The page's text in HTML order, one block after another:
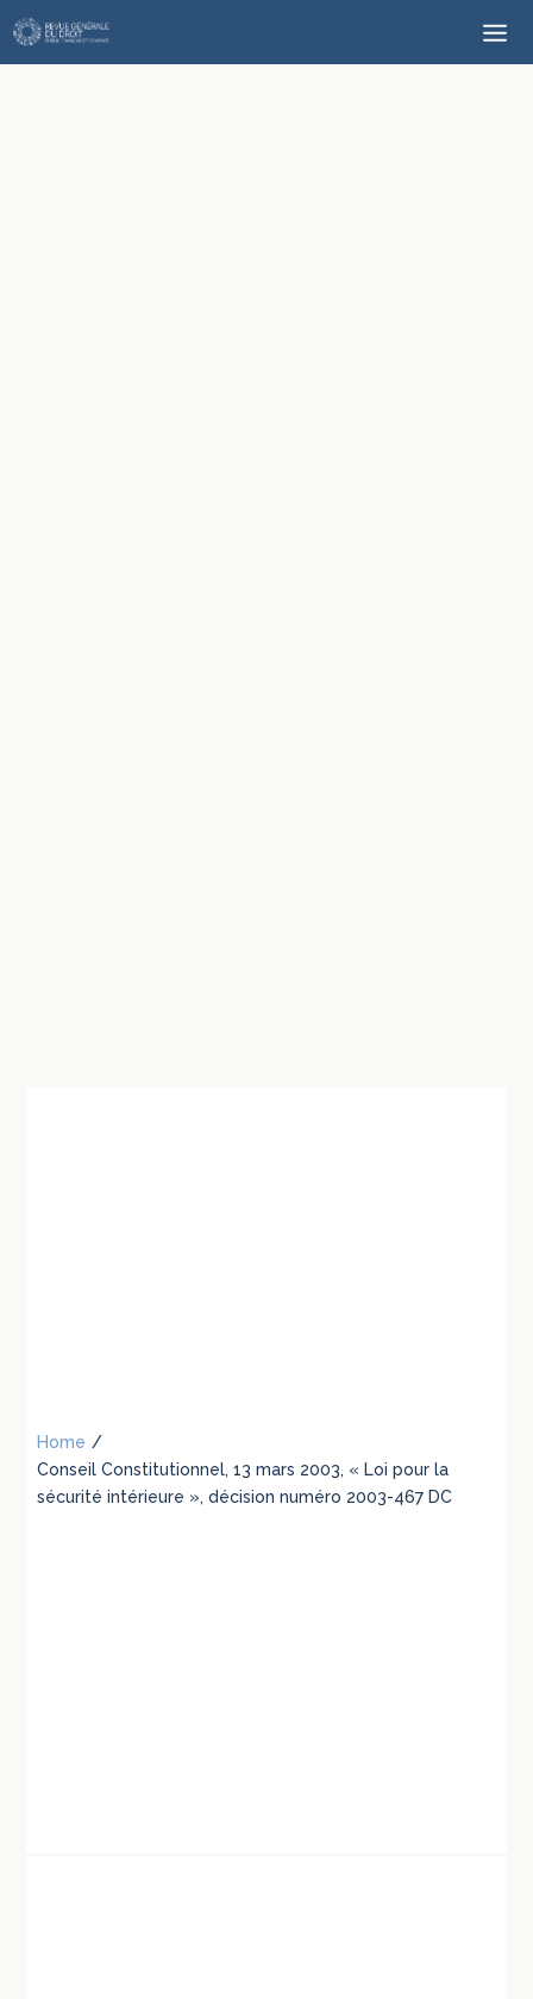
Home /
Conseil Constitutionnel, 13 mars 2003, « Loi pour la
sécurité intérieure », décision numéro 2003-467 DC